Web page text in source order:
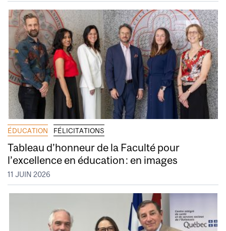
ÉDUCATION FÉLICITATIONS
Tableau d’honneur de la Faculté pour
l’excellence en éducation : en images
11 JUIN 2026